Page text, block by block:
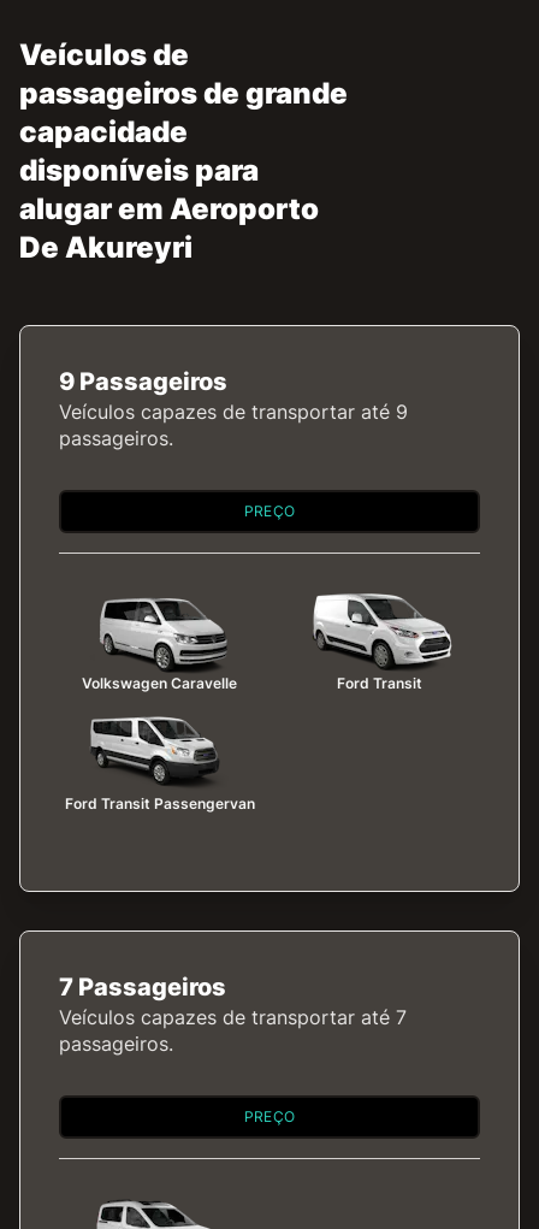
Veículos de
passageiros de grande
capacidade
disponíveis para
alugar em Aeroporto
De Akureyri
9 Passageiros
Veículos capazes de transportar até 9
passageiros.
PREÇO
Volkswagen Caravelle Ford Transit
Ford Transit Passengervan
7 Passageiros
Veículos capazes de transportar até 7
passageiros.
PREÇO